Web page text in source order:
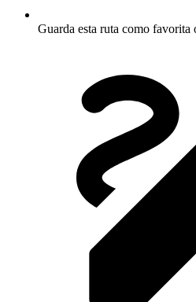
Guarda esta ruta como favorita